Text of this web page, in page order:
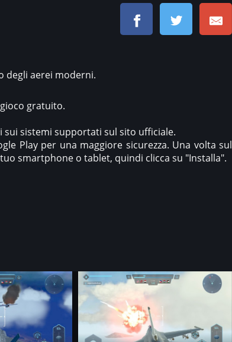
degli aerei moderni.
gratuito.
sistemi supportati sul sito ufficiale.
Play per una maggiore sicurezza. Una volta sul
smartphone o tablet, quindi clicca su "Installa".